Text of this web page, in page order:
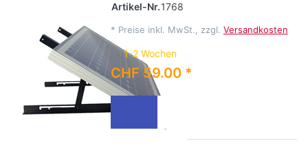
Artikel-Nr.1768
* Preise inkl. MwSt., zzgl. Versandkosten
1-2 Wochen
CHF 59.00 *